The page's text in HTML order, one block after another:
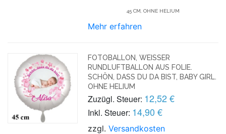
45 CM, OHNE HELIUM
Mehr erfahren
FOTOBALLON, WEISSER R
UNDLUFTBALLON AUS FOLIE. S
CHÖN, DASS DU DA BIST, BABY GIRL. O
HNE HELIUM
Zuzügl. Steuer: 12,52 €
Inkl. Steuer: 14,90 €
zzgl.Versandkosten